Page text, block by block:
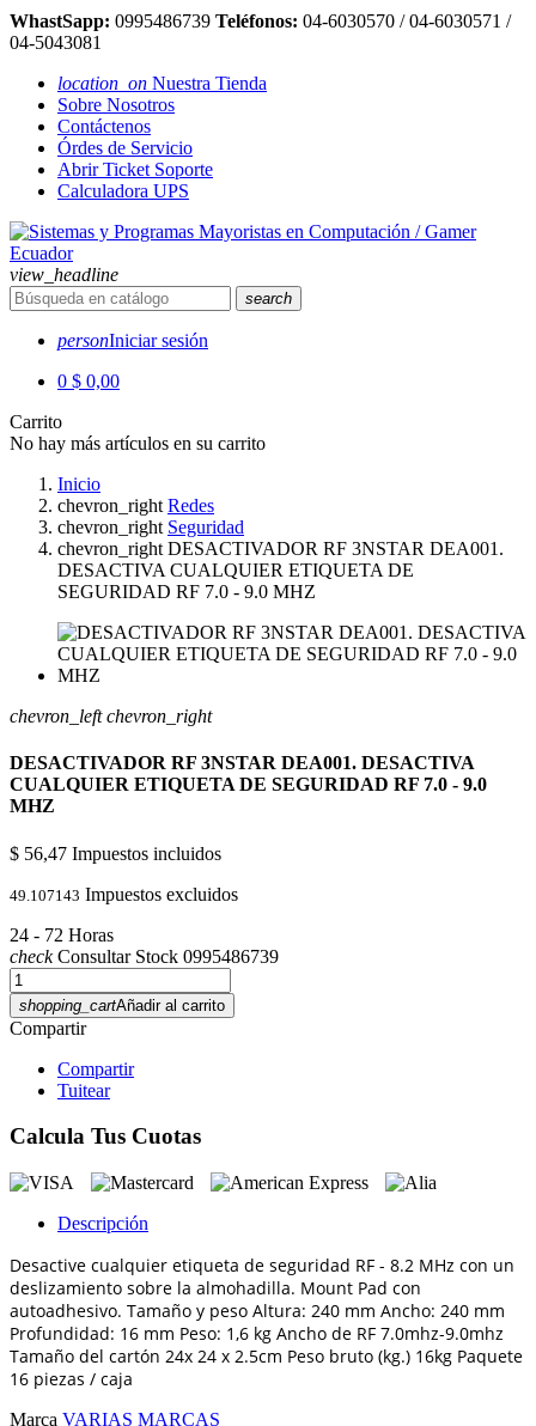
WhastSapp: 0995486739 Teléfonos: 04-6030570 / 04-6030571 /
04-5043081
location_on Nuestra Tienda
Sobre Nosotros
Contáctenos
Órdes de Servicio
Abrir Ticket Soporte
Calculadora UPS
view_headline
search
personIniciar sesión
0 $ 0,00
Carrito
No hay más artículos en su carrito
Inicio
chevron_right Redes
chevron_right Seguridad
chevron_right DESACTIVADOR RF 3NSTAR DEA001.
DESACTIVA CUALQUIER ETIQUETA DE
SEGURIDAD RF 7.0 - 9.0 MHZ
chevron_left chevron_right
DESACTIVADOR RF 3NSTAR DEA001. DESACTIVA
CUALQUIER ETIQUETA DE SEGURIDAD RF 7.0 - 9.0
MHZ
$ 56,47 Impuestos incluidos
49.107143 Impuestos excluidos
24 - 72 Horas
checkConsultar Stock 0995486739
shopping_cartAñadir al carrito
Compartir
Compartir
Tuitear
Calcula Tus Cuotas
Descripción
Desactive cualquier etiqueta de seguridad RF - 8.2 MHz con un
deslizamiento sobre la almohadilla. Mount Pad con
autoadhesivo. Tamaño y peso Altura: 240 mm Ancho: 240 mm
Profundidad: 16 mm Peso: 1,6 kg Ancho de RF 7.0mhz-9.0mhz
Tamaño del cartón 24x 24 x 2.5cm Peso bruto (kg.) 16kg Paquete
16 piezas / caja
Marca VARIAS MARCAS